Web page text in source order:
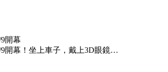
開幕
開幕！坐上車子，戴上3D眼鏡…